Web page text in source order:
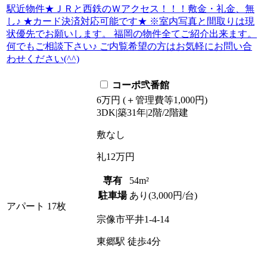
駅近物件★ＪＲと西鉄のＷアクセス！！！敷金・礼金、無
し♪ ★カード決済対応可能です★ ※室内写真と間取りは現
状優先でお願いします。 福岡の物件全てご紹介出来ます。
何でもご相談下さい♪ ご内覧希望の方はお気軽にお問い合
わせください(^^)
コーポ弐番館
アパート 17枚
6万円 (＋管理費等1,000円)
3DK|築31年|2階/2階建
敷なし
礼12万円
専有
54m²
駐車場 あり(3,000円/台)
宗像市平井1-4-14
東郷駅 徒歩4分